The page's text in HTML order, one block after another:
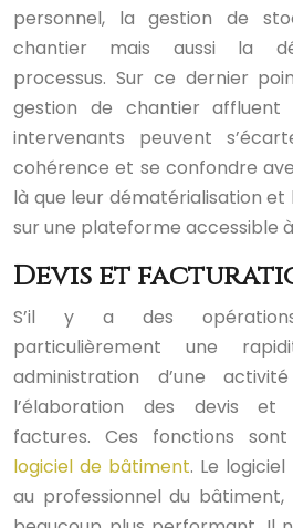
personnel, la gestion de
chantier mais aussi la
processus. Sur ce dernier
gestion de chantier
intervenants peuvent
cohérence et se confondre
là que leur dématérialisation et
sur une plateforme accessible
Devis et
S’il y a des
particulièrement une
administration d’une
l’élaboration des devis et
factures. Ces fonctions
logiciel de bâtiment. Le
au professionnel du